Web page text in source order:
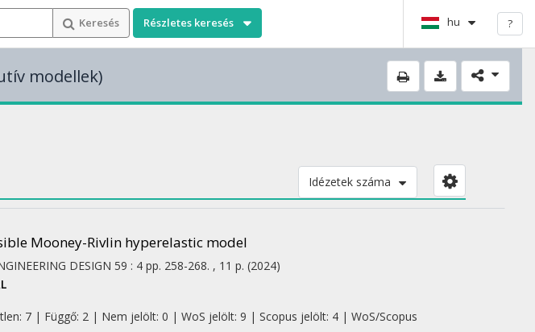
Keresés Részletes keresés hu ?
modellek)
Idézetek száma
Mooney-Rivlin hyperelastic model
DESIGN 59 : 4 pp. 258-268. , 11 p. (2024)
7 | Függő: 2 | Nem jelölt: 0 | WoS jelölt: 9 | Scopus jelölt: 4 | WoS/Scopus